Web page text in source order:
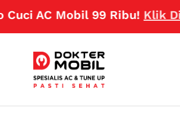
Mobil 99 Ribu!Klik Disini